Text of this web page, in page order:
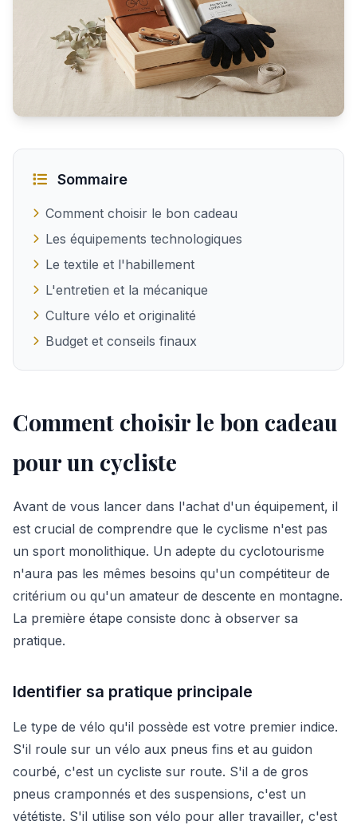
Sommaire
Comment choisir le bon cadeau
Les équipements technologiques
Le textile et l'habillement
L'entretien et la mécanique
Culture vélo et originalité
Budget et conseils finaux
Comment choisir le bon cadeau
pour un cycliste
Avant de vous lancer dans l'achat d'un équipement, il
est crucial de comprendre que le cyclisme n'est pas
un sport monolithique. Un adepte du cyclotourisme
n'aura pas les mêmes besoins qu'un compétiteur de
critérium ou qu'un amateur de descente en montagne.
La première étape consiste donc à observer sa
pratique.
Identifier sa pratique principale
Le type de vélo qu'il possède est votre premier indice.
S'il roule sur un vélo aux pneus fins et au guidon
courbé, c'est un cycliste sur route. S'il a de gros
pneus cramponnés et des suspensions, c'est un
vététiste. S'il utilise son vélo pour aller travailler, c'est